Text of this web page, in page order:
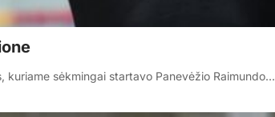
sėkmingai startavo Panevėžio Raimundo…